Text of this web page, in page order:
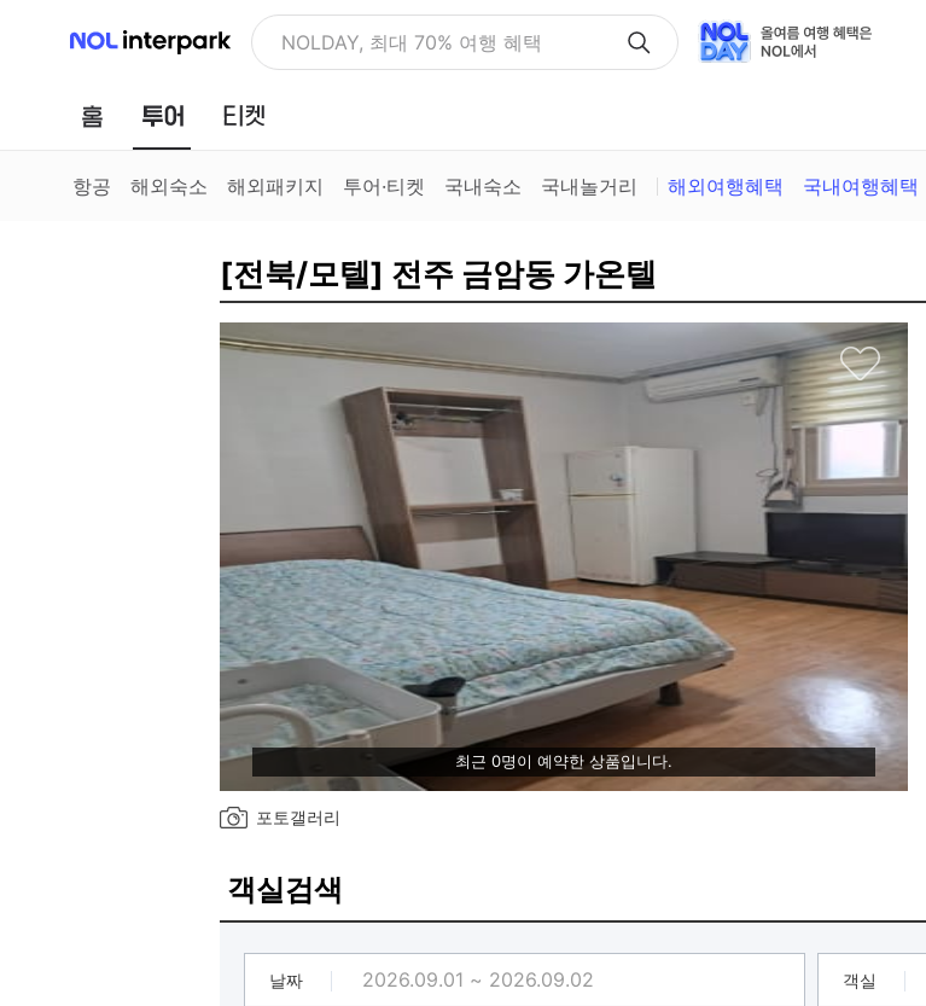
NOL 인터파크 NOLDAY, 최대 70% 여행 혜택
홈 투어
항공 해외숙소 해외패키지 투어·티켓 국내숙소 국내놀거리 해외여행혜택 국내여행혜택
[전북/모텔] 전주 금암동 가온텔
최근 0명이 예약한 상품입니다.
포토갤러리
객실검색
날짜 객실